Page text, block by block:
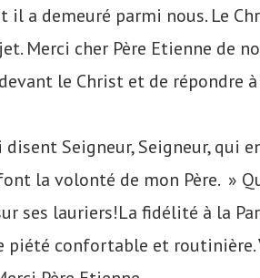
il a demeuré parmi nous. Le
Merci cher Père Etienne de
le Christ et de répondre
disent Seigneur, Seigneur, qui
la volonté de mon Père. »
ses lauriers!La fidélité à la
piété confortable et routinière.